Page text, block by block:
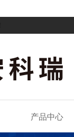
产品中心